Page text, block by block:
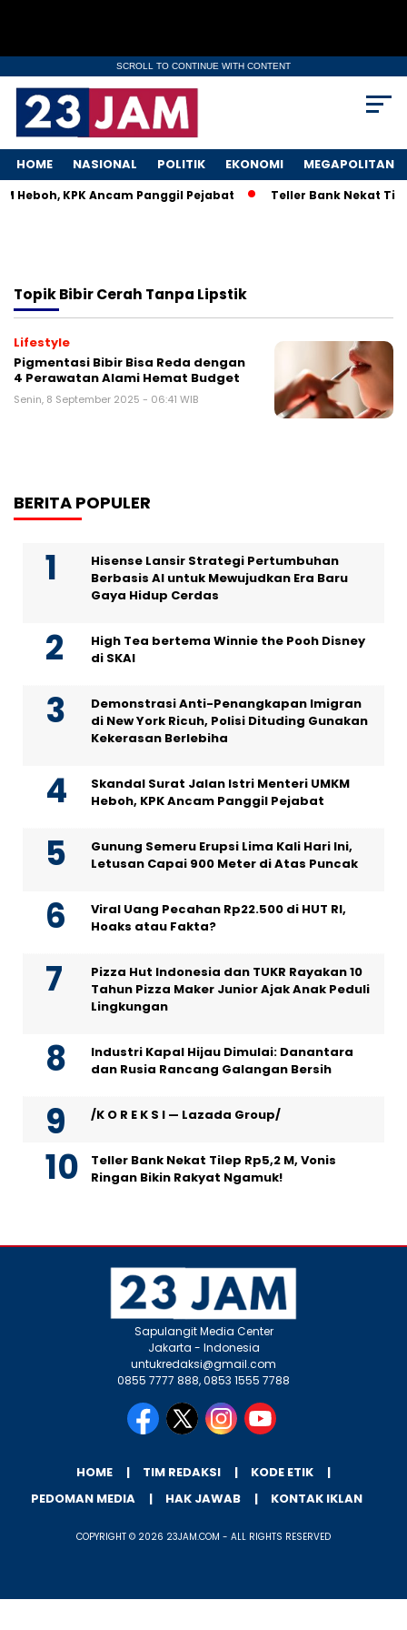
SCROLL TO CONTINUE WITH CONTENT
HOME NASIONAL POLITIK EKONOMI MEGAPOLITAN
Heboh, KPK Ancam Panggil Pejabat Teller Bank Nekat
TopikBibir Cerah Tanpa Lipstik
Lifestyle
Pigmentasi Bibir Bisa Reda dengan
4 Perawatan Alami Hemat Budget
Senin, 8 September 2025 - 06:41 WIB
BERITA POPULER
Hisense Lansir Strategi Pertumbuhan
Berbasis AI untuk Mewujudkan Era Baru
Gaya Hidup Cerdas
High Tea bertema Winnie the Pooh Disney
di SKAI
Demonstrasi Anti-Penangkapan Imigran
di New York Ricuh, Polisi Dituding Gunakan
Kekerasan Berlebiha
Skandal Surat Jalan Istri Menteri UMKM
Heboh, KPK Ancam Panggil Pejabat
Gunung Semeru Erupsi Lima Kali Hari Ini,
Letusan Capai 900 Meter di Atas Puncak
Viral Uang Pecahan Rp22.500 di HUT RI,
Hoaks atau Fakta?
Pizza Hut Indonesia dan TUKR Rayakan 10
Tahun Pizza Maker Junior Ajak Anak Peduli
Lingkungan
Industri Kapal Hijau Dimulai: Danantara
dan Rusia Rancang Galangan Bersih
/K O R E K S I — Lazada Group/
Teller Bank Nekat Tilep Rp5,2 M, Vonis
Ringan Bikin Rakyat Ngamuk!
Sapulangit Media Center
Jakarta - Indonesia
untukredaksi@gmail.com
0855 7777 888, 0853 1555 7788
HOME TIM REDAKSI
KODE ETIK
PEDOMAN MEDIA
HAK JAWAB KONTAK IKLAN
COPYRIGHT © 2026 23JAM.COM - ALL RIGHTS RESERVED